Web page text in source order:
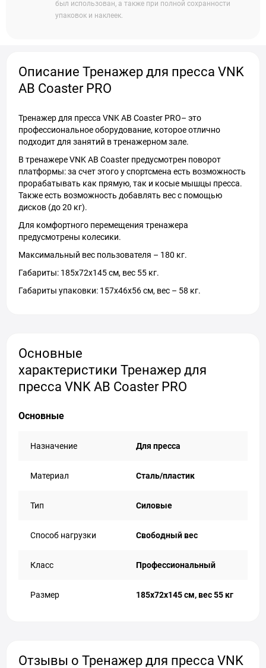
был использован, а также при полной сохранности
упаковок и наклеек.
Описание Тренажер для пресса VNK
AB Coaster PRO
Тренажер для пресса VNK AB Coaster PRO– это
профессиональное оборудование, которое отлично
подходит для занятий в тренажерном зале.
В тренажере VNK AB Coaster предусмотрен поворот
платформы: за счет этого у спортсмена есть возможность
прорабатывать как прямую, так и косые мышцы пресса.
Также есть возможность добавлять вес с помощью
дисков (до 20 кг).
Для комфортного перемещения тренажера
предусмотрены колесики.
Максимальный вес пользователя – 180 кг.
Габариты: 185х72х145 см, вес 55 кг.
Габариты упаковки: 157х46х56 см, вес – 58 кг.
Основные
характеристики Тренажер для
пресса VNK AB Coaster PRO
Основные
Назначение Для пресса
Материал Сталь/пластик
Тип Силовые
Способ нагрузки Свободный вес
Класс Профессиональный
Размер 185х72х145 см, вес 55 кг
Отзывы о Тренажер для пресса VNK